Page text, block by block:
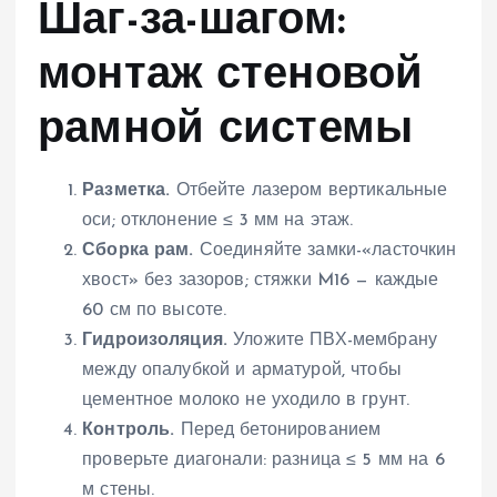
Шаг-за-шагом:
монтаж стеновой
рамной системы
Разметка. Отбейте лазером вертикальные
оси; отклонение ≤ 3 мм на этаж.
Сборка рам. Соединяйте замки-«ласточкин
хвост» без зазоров; стяжки M16 — каждые
60 см по высоте.
Гидроизоляция. Уложите ПВХ-мембрану
между опалубкой и арматурой, чтобы
цементное молоко не уходило в грунт.
Контроль. Перед бетонированием
проверьте диагонали: разница ≤ 5 мм на 6
м стены.